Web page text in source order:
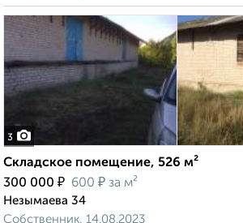
3
Складское помещение, 526 м²
300 000 ₽ 600 ₽ за м²
Незымаева 34
Собственник, 14.08.2023